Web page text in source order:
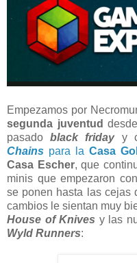
Empezamos por
segunda juventud
pasadoblack fridayy
Chains para la Casa
Casa Escher, que
minis que empezaron
se ponen hasta las cejas
cambios le sientan muy
House of Knives y las
Wyld Runners: